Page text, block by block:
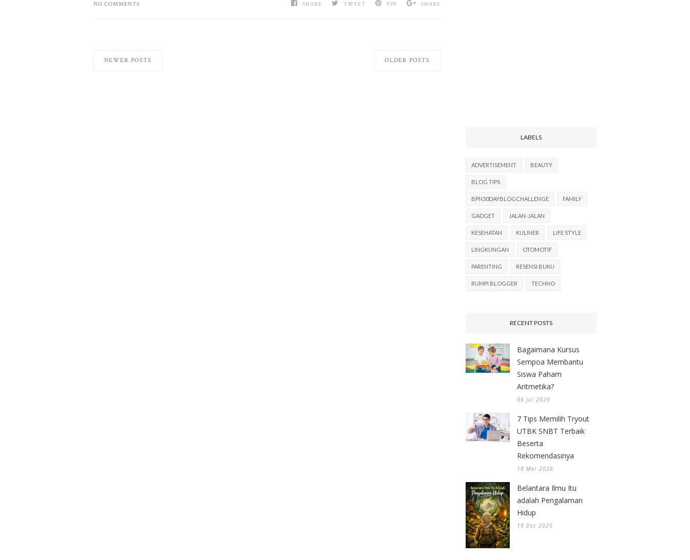
SHARE TWEET PIN SHARE
NO COMMENTS
NEWER POSTS OLDER POSTS
LABELS
ADVERTISEMENT BEAUTY
BLOG TIPS
BPN30DAYBLOGCHALLENGE FAMILY
GADGET JALAN-JALAN
KESEHATAN KULINER LIFE STYLE
LINGKUNGAN OTOMOTIF
PARENTING RESENSI BUKU
RUMPI BLOGGER TECHNO
RECENT POSTS
Bagaimana Kursus
Sempoa Membantu
Siswa Paham
Aritmetika?
06 Jul 2026
7 Tips Memilih Tryout
UTBK SNBT Terbaik
Beserta
Rekomendasinya
18 Mar 2026
Belantara Ilmu Itu
adalah Pengalaman
Hidup
19 Dec 2025